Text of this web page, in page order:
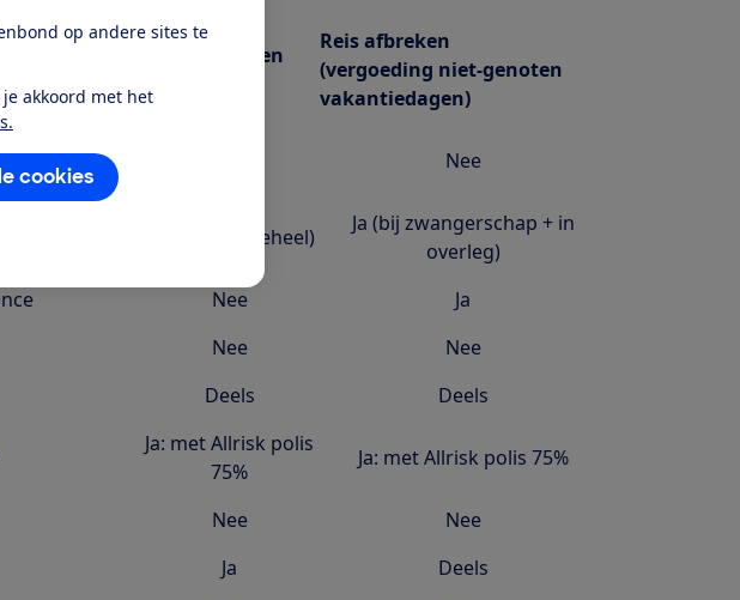
op andere sites te
je akkoord met het
cookies
Reis annuleren
Reis afbreken
(vergoeding niet-genoten
vakantiedagen)
Nee
Ja (deels of geheel)
Ja (bij zwangerschap + in
overleg)
Nee
Ja
Nee
Nee
Deels Deels
Ja: met Allrisk polis
75%
Ja: met Allrisk polis 75%
Nee
Nee
Ja
Deels